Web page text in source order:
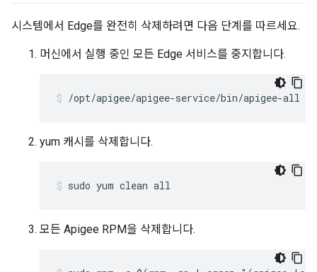
시스템에서 Edge를 완전히 삭제하려면 다음 단계를 따르세요.
머신에서 실행 중인 모든 Edge 서비스를 중지합니다.
/opt/apigee/apigee-service/bin/apigee-all
yum 캐시를 삭제합니다.
sudo yum clean all
모든 Apigee RPM을 삭제합니다.